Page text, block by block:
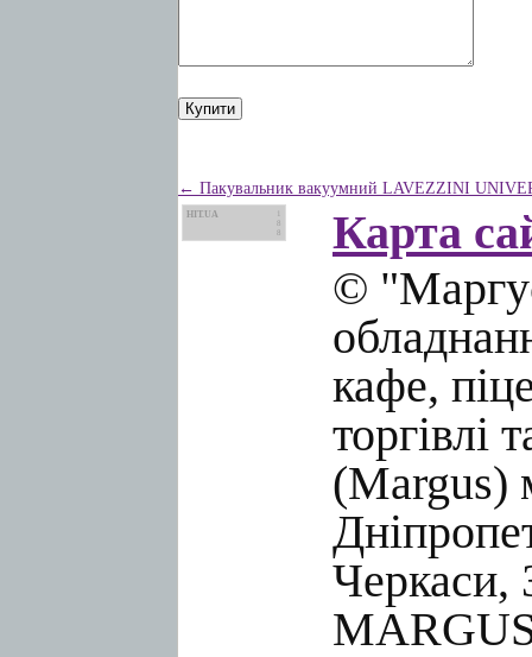
← Пакувальник вакуумний LAVEZZINI
HIT.UA
8
8
Карта
©
кафе,
торгівлі
(Margus)
Черкаси,